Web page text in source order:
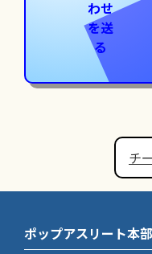
わせ
を送
る
チ
ポップアスリート本部